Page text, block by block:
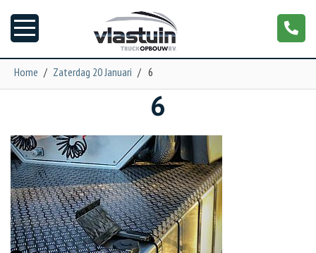
Truckopbouw
Garage
Trailers
Home / Zaterdag 20 Januari / 6
6